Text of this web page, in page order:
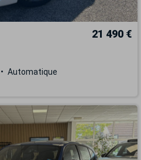
21 490 €
Automatique